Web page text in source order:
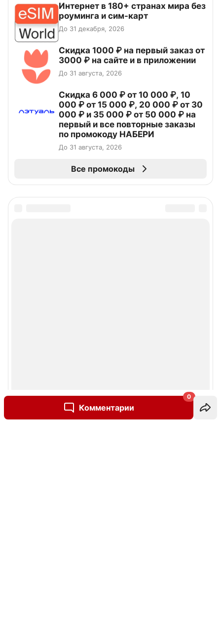
Комментарии
0
Интернет в 180+ странах мира без
роуминга и сим-карт
До 31 декабря, 2026
Скидка 1000 ₽ на первый заказ от
3000 ₽ на сайте и в приложении
До 31 августа, 2026
Скидка 6 000 ₽ от 10 000 ₽, 10
000 ₽ от 15 000 ₽, 20 000 ₽ от 30
000 ₽ и 35 000 ₽ от 50 000 ₽ на
первый и все повторные заказы
по промокоду НАБЕРИ
До 31 августа, 2026
Все промокоды